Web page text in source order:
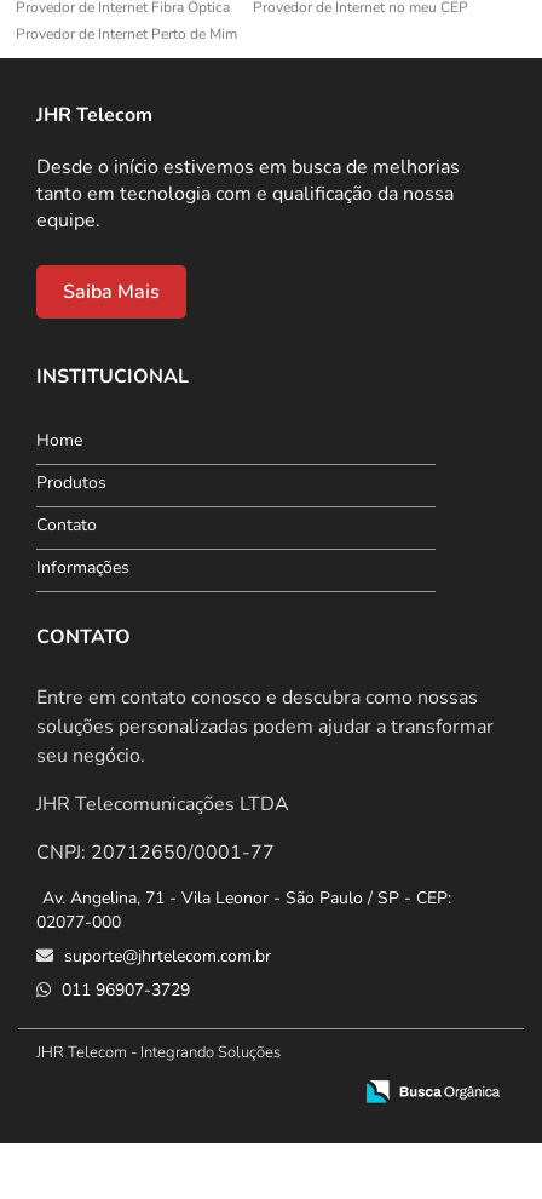
Provedor de Internet Fibra Óptica
Provedor de Internet no meu CEP
Provedor de Internet Perto de Mim
JHR Telecom
Desde o início estivemos em busca de melhorias
tanto em tecnologia com e qualificação da nossa
equipe.
Saiba Mais
INSTITUCIONAL
Home
Produtos
Contato
Informações
CONTATO
Entre em contato conosco e descubra como nossas
soluções personalizadas podem ajudar a transformar
seu negócio.
JHR Telecomunicações LTDA
CNPJ: 20712650/0001-77
Av. Angelina, 71 - Vila Leonor - São Paulo / SP - CEP:
02077-000
suporte@jhrtelecom.com.br
011 96907-3729
JHR Telecom - Integrando Soluções